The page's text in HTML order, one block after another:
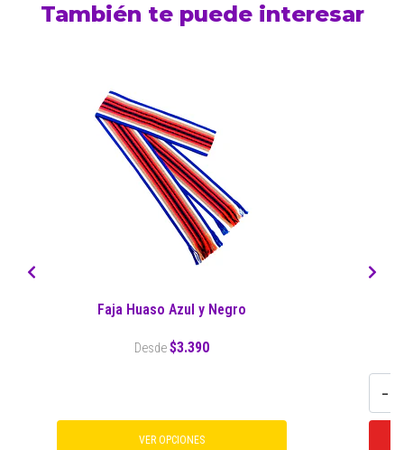
También te puede interesar
Faja Huaso Azul y Negro
Desde$3.390
VER OPCIONES
-